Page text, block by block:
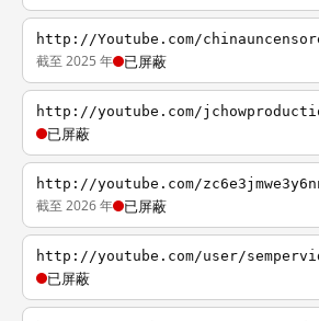
http://Youtube.com/
截至 2025 年 已屏蔽
http://youtube.com/
已屏蔽
http://youtube.com/
截至 2026 年 已屏蔽
http://youtube.com/user/
已屏蔽